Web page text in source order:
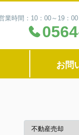
業時間：10：00～19：
お問